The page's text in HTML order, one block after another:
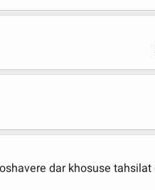
dar khosuse